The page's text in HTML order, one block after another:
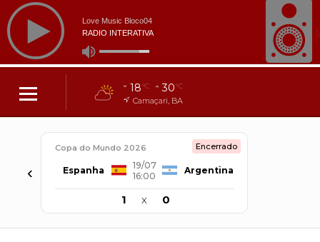
18°C 30°C
Camaçari, BA
‹
Copa do Mundo 2026 Encerrado
Espanha
19/07
16:00
Argentina
1 x 0